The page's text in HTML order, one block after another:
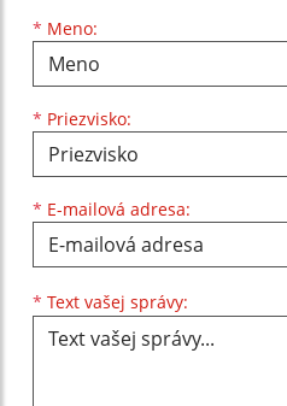
* Meno:
Meno
* Priezvisko:
Priezvisko
* E-mailová adresa:
E-mailová adresa
* Text vašej správy: